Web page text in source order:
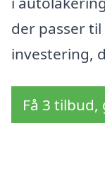
der passer
investering,
Få 3